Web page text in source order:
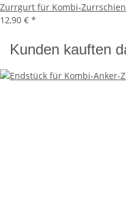
Zurrgurt für Kombi-
12,90 € *
Kunden kauften